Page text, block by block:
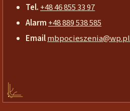
Tel.+48 46 855 33 97
Alarm+48 889 538 585
Emailmbpocieszenia@wp.pl